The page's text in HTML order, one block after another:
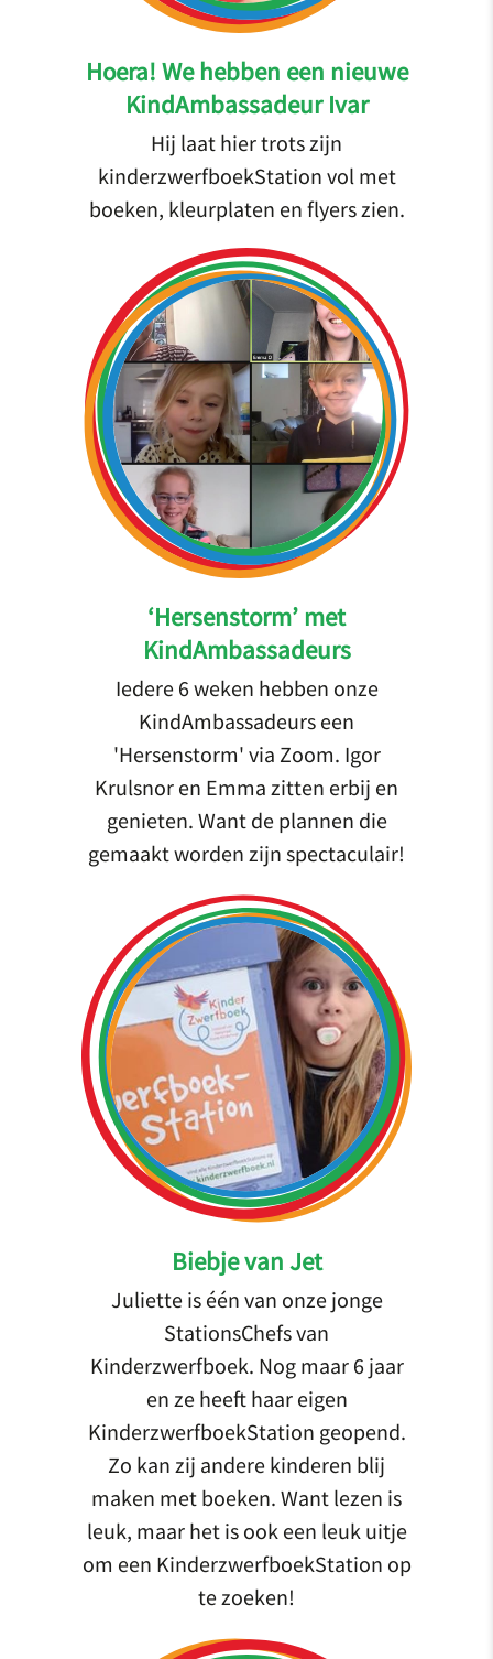
Hoera! We hebben een nieuwe
KindAmbassadeur Ivar
Hij laat hier trots zijn
kinderzwerfboekStation vol met
boeken, kleurplaten en flyers zien.
‘Hersenstorm’ met
KindAmbassadeurs
Iedere 6 weken hebben onze
KindAmbassadeurs een
'Hersenstorm' via Zoom. Igor
Krulsnor en Emma zitten erbij en
genieten. Want de plannen die
gemaakt worden zijn spectaculair!
Biebje van Jet
Juliette is één van onze jonge
StationsChefs van
Kinderzwerfboek. Nog maar 6 jaar
en ze heeft haar eigen
KinderzwerfboekStation geopend.
Zo kan zij andere kinderen blij
maken met boeken. Want lezen is
leuk, maar het is ook een leuk uitje
om een KinderzwerfboekStation op
te zoeken!